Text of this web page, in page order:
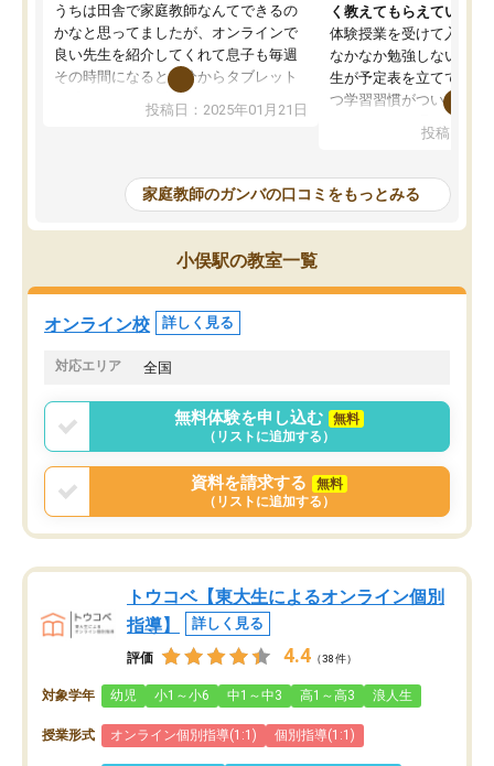
うちは田舎で家庭教師なんてできるの
かなと思ってましたが、オンラインで
良い先生を紹介してくれて息子も毎週
その時間になると自分からタブレット
を開いてzoomを繋げるようになりまし
た！5科目なんでもOKなのもとても気
めて1年ほどだった今では平均点以上の
科目が増えてきました！あと1年受験ま
であるので無料の週末教室を使用しな
がら頑張って欲しいと思います！
投稿日：2025年01月21日
く教えてもらえている
体験授業を受けて入塾し
なかなか勉強しない息子
生が予定表を立ててくれ
つ学習習慣がついてきま
指導が無い日も予定表
問できるのでとても助か
投稿日：
家庭教師のガンバの口コミをもっとみる
小俣駅の教室一覧
オンライン校 詳しく見る
対応エリア 全国
無料体験を申し込む
無料
（リストに追加する）
資料を請求する
無料
（リストに追加する）
トウコベ【東大生によるオンライン個別
指導】
詳しく見る
評価 4.4 （38件）
対象学年 幼児 小1～小6 中1～中3 高1～高3 浪人生
授業形式 オンライン個別指導(1:1) 個別指導(1:1)